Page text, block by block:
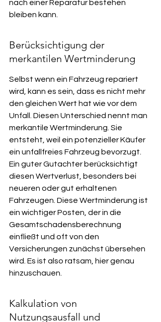
nach einer Reparatur bestehen
bleiben kann.
Berücksichtigung der
merkantilen Wertminderung
Selbst wenn ein Fahrzeug repariert
wird, kann es sein, dass es nicht mehr
den gleichen Wert hat wie vor dem
Unfall. Diesen Unterschied nennt man
merkantile Wertminderung. Sie
entsteht, weil ein potenzieller Käufer
ein unfallfreies Fahrzeug bevorzugt.
Ein guter Gutachter berücksichtigt
diesen Wertverlust, besonders bei
neueren oder gut erhaltenen
Fahrzeugen. Diese Wertminderung ist
ein wichtiger Posten, der in die
Gesamtschadensberechnung
einfließt und oft von den
Versicherungen zunächst übersehen
wird. Es ist also ratsam, hier genau
hinzuschauen.
Kalkulation von
Nutzungsausfall und